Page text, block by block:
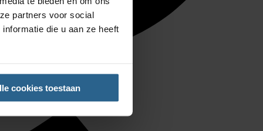
partners voor social
die u aan ze heeft
cookies toestaan